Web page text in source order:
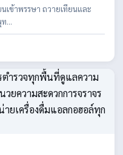
เข้าพรรษา ถวายเทียนและ
...